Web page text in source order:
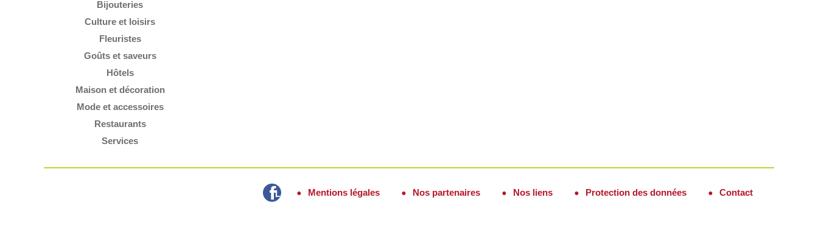
Bijouteries
Culture et loisirs
Fleuristes
Goûts et saveurs
Hôtels
Maison et décoration
Mode et accessoires
Restaurants
Services
Contact
Protection des données
Nos liens
Nos partenaires
Mentions légales
Lozère Fidélité sur Facebook